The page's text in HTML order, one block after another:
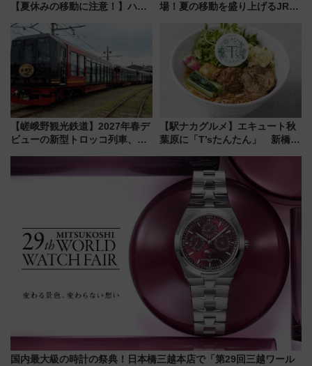
【夏休みの移動に注意！】ハン
「身の回り品」新サイズ制限
(40×30×20cm)おさらい
場！夏の移動を盛り上げるJR九
月7日限定 ソフトバンクホーク
スとコラボ
【嵯峨野観光鉄道】2027年春デ
ビューの新型トロッコ列車、い
【駅ナカグルメ】エキュート秋
葉原に「T’sたんたん」 新橋に
饅」、オムライス専門店「肉と
たまご」新グルメ続々登場！
【2026年8月】
国内最大級の時計の祭典！日本橋三越本店で「第29回三越ワール